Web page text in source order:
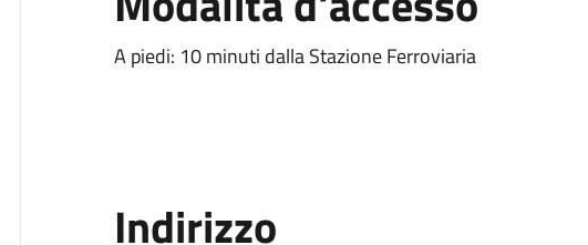
A piedi: 10 minuti dalla Stazione Ferroviaria
Indirizzo